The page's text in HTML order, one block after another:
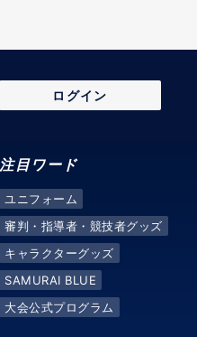
ログイン
注目ワード
ユニフォーム
審判・指導者・競技者グッズ
キャラクターグッズ
SAMURAI BLUE
大会公式プログラム